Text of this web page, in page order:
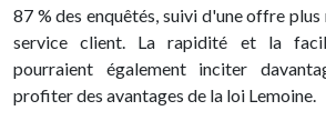
87 % des enquêtés, suivi d'une offre
service client. La rapidité et la
pourraient également inciter
profiter des avantages de la loi Lemoine.